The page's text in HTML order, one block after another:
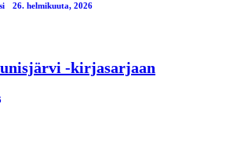
26. helmikuuta, 2026
-kirjasarjaan